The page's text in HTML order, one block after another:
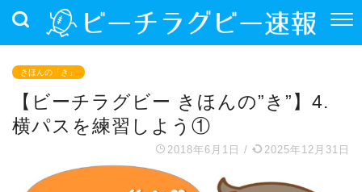
きほんの「き」
【ビーチラグビー きほんの”き”】4.
横パスを練習しよう①
2018年6月1日 / 2025年12月31日